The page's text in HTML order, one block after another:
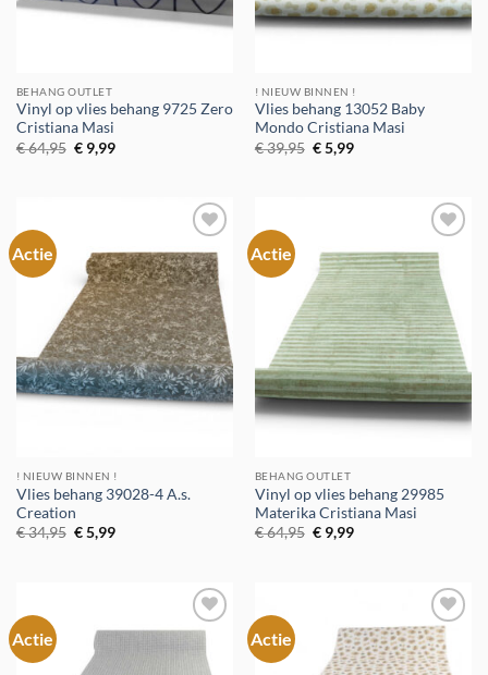
BEHANG OUTLET
Vinyl op vlies behang 9725 Zero
Cristiana Masi
€64,95 Oorspronkelijke
prijs
€9,99Huidige
! NIEUW BINNEN !
Vlies behang 13052 Baby
Mondo Cristiana Masi
€39,95 Oorspronkelijke
prijs
€5,99Huidige
Actie
Toevoegen
aan
verlanglijst
! NIEUW BINNEN !
Vlies behang 39028-4 A.s.
Creation
€34,95 Oorspronkelijke
prijs
€5,99Huidige
Actie
Toevoegen
aan
verlanglijst
BEHANG OUTLET
Vinyl op vlies behang 29985
Materika Cristiana Masi
€64,95 Oorspronkelijke
prijs
€9,99Huidige
Actie
Toevoegen
verlanglijst
Actie
Toevoegen
aan
verlanglijst